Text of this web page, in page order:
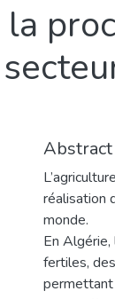
la
Abstract
réalisation
monde.
En
fertiles,
permettant